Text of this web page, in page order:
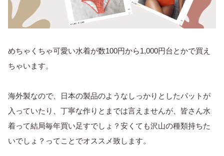
めちゃくちゃ可愛い水着が数100円から1,000円台とかで買え
ちゃいます。
海外製なので、日本の製品のようなしっかりとしたパットが
入っていたり、丁寧な作りとまでは言えませんが、皆さん水
着って結局毎年買い足すでしょ？安くても沢山の種類持ちた
いでしょ？ってことでオススメ致します。